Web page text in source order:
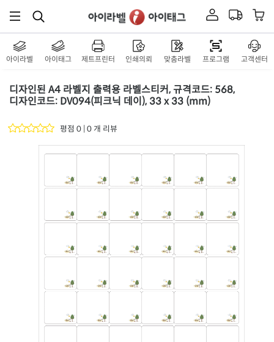
아이라벨 아이태그 제트프린터 인쇄의뢰 맞춤라벨 프로그램 고객센터
디자인된 A4 라벨지 출력용 라벨스티커, 규격코드: 568,
디자인코드: DV094(피크닉 데이), 33 x 33 (mm)
평점 0 | 0 개 리뷰